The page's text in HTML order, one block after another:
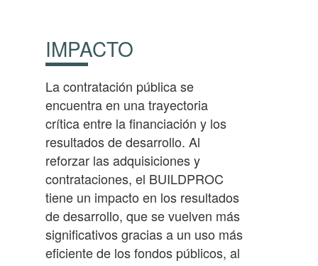
IMPACTO
La contratación pública se
encuentra en una trayectoria
crítica entre la financiación y los
resultados de desarrollo. Al
reforzar las adquisiciones y
contrataciones, el BUILDPROC
tiene un impacto en los resultados
de desarrollo, que se vuelven más
significativos gracias a un uso más
eficiente de los fondos públicos, al